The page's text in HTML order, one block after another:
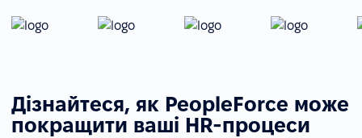
Дізнайтеся, як PeopleForce може
покращити ваші HR-процеси